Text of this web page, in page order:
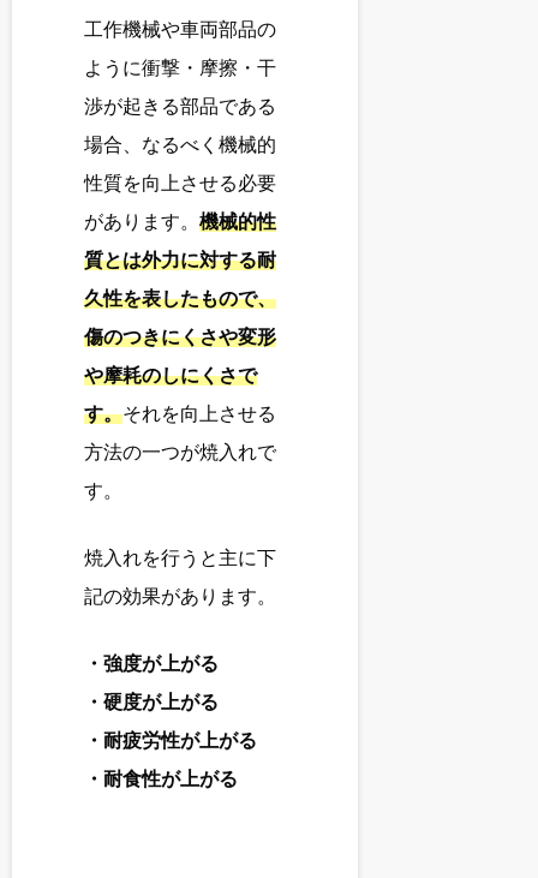
工作機械や車両部品の
ように衝撃・摩擦・干
渉が起きる部品である
場合、なるべく機械的
性質を向上させる必要
があります。 機械的性
質とは外力に対する耐
久性を表したもので、
傷のつきにくさや変形
や摩耗のしにくさで
す。それを向上させる
方法の一つが焼入れで
す。
焼入れを行うと主に下
記の効果があります。
・強度が上がる
・硬度が上がる
・耐疲労性が上がる
・耐食性が上がる